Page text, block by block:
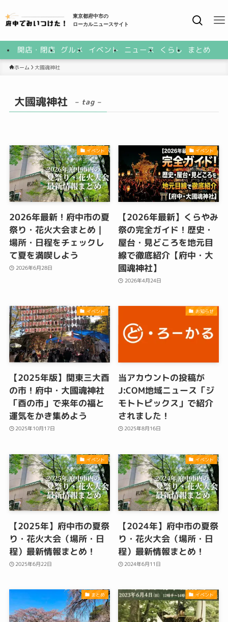
東京都府中市の
ローカルニュースサイト
開店・閉店 グルメ イベント ニュース くらし まとめ
ホーム 大國魂神社
大國魂神社 – tag –
イベント
2026年最新！府中市の夏
祭り・花火大会まとめ｜
場所・日程をチェックし
て夏を満喫しよう
2026年6月28日
イベント
【2026年最新】くらやみ
祭の完全ガイド！歴史・
屋台・見どころを地元目
線で徹底紹介【府中・大
國魂神社】
2026年4月24日
イベント
【2025年版】関東三大酉
の市！府中・大國魂神社
「酉の市」で来年の福と
運気をかき集めよう
2025年10月17日
お知らせ
当アカウントの投稿が
J:COM地域ニュース「ジ
モトトピックス」で紹介
されました！
2025年8月16日
イベント
【2025年】府中市の夏祭
り・花火大会（場所・日
程）最新情報まとめ！
2025年6月22日
イベント
【2024年】府中市の夏祭
り・花火大会（場所・日
程）最新情報まとめ！
2024年6月11日
まとめ イベント